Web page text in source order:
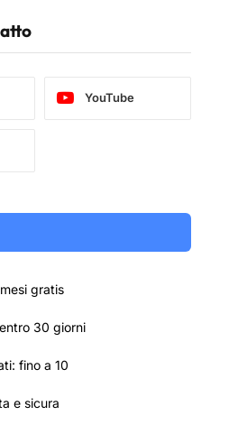
YouTube
gratis
30 giorni
fino a 10
e sicura